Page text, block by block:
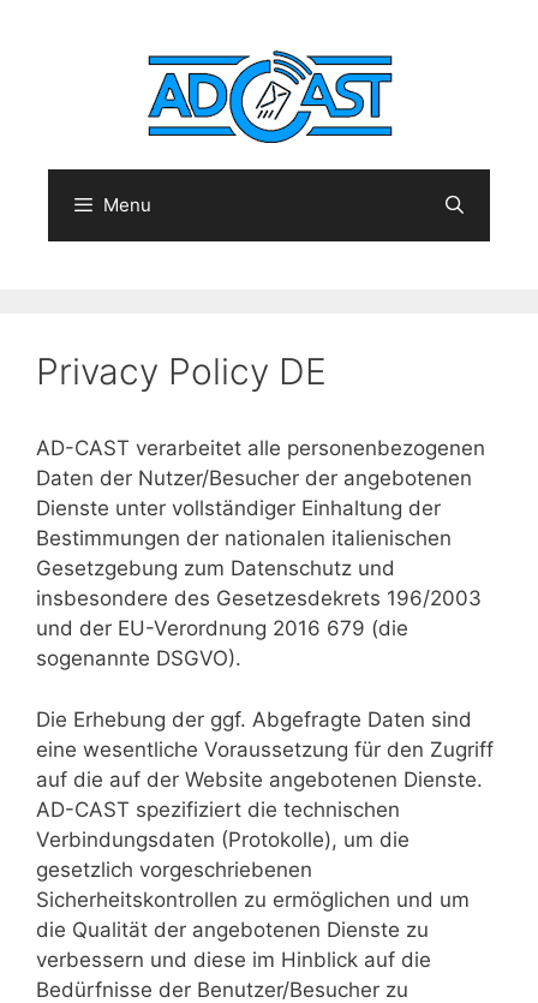
Menu
Privacy Policy DE
AD-CAST verarbeitet alle personenbezogenen
Daten der Nutzer/Besucher der angebotenen
Dienste unter vollständiger Einhaltung der
Bestimmungen der nationalen italienischen
Gesetzgebung zum Datenschutz und
insbesondere des Gesetzesdekrets 196/2003
und der EU-Verordnung 2016 679 (die
sogenannte DSGVO).
Die Erhebung der ggf. Abgefragte Daten sind
eine wesentliche Voraussetzung für den Zugriff
auf die auf der Website angebotenen Dienste.
AD-CAST spezifiziert die technischen
Verbindungsdaten (Protokolle), um die
gesetzlich vorgeschriebenen
Sicherheitskontrollen zu ermöglichen und um
die Qualität der angebotenen Dienste zu
verbessern und diese im Hinblick auf die
Bedürfnisse der Benutzer/Besucher zu